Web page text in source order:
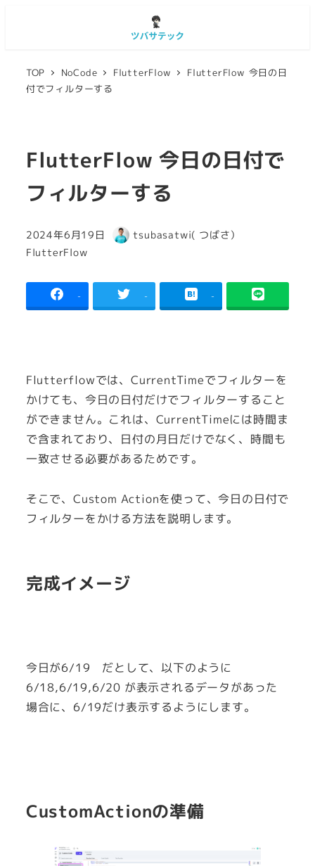
TOP NoCode FlutterFlow
FlutterFlow 今日の日
付でフィルターする
FlutterFlow 今日の日付で
フィルターする
投稿日
2024年6月19日
著
tsubasatwi( つばさ）
カテゴリー
FlutterFlow
- - -
Flutterflowでは、CurrentTimeでフィルターを
かけても、今日の日付だけでフィルターすること
ができません。これは、CurrentTimeには時間ま
で含まれており、日付の月日だけでなく、時間も
一致させる必要があるためです。
そこで、Custom Actionを使って、今日の日付で
フィルターをかける方法を説明します。
完成イメージ
今日が6/19 だとして、以下のように
6/18,6/19,6/20 が表示されるデータがあった
場合に、6/19だけ表示するようにします。
CustomActionの準備